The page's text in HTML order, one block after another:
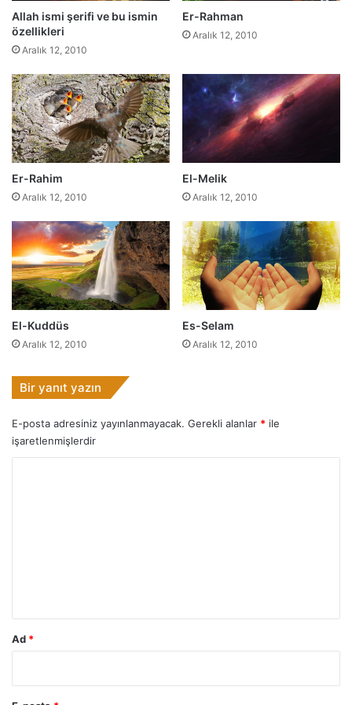
Allah ismi şerifi ve bu ismin
özellikleri
Aralık 12, 2010
Er-Rahman
Aralık 12, 2010
Er-Rahim
Aralık 12, 2010
El-Melik
Aralık 12, 2010
El-Kuddüs
Aralık 12, 2010
Es-Selam
Aralık 12, 2010
Bir yanıt yazın
E-posta adresiniz yayınlanmayacak. Gerekli alanlar * ile
işaretlenmişlerdir
Ad *